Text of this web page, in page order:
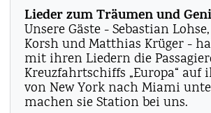
Lieder zum Träumen und
Unsere Gäste - Sebastian
Korsh und Matthias Krüger -
mit ihren Liedern die
Kreuzfahrtschiffs „Europa“ auf
von New York nach Miami
machen sie Station bei uns.